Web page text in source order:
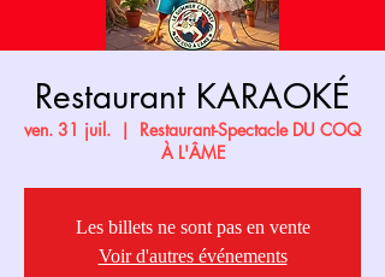
Restaurant KARAOKÉ
ven. 31 juil.
  |
Restaurant-Spectacle DU COQ
À L'ÂME
Les billets ne sont pas en vente
Voir d'autres événements